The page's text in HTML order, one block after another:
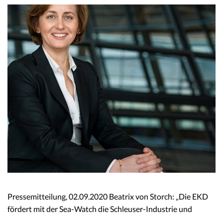
Pressemitteilung, 02.09.2020 Beatrix von Storch: „Die EKD
fördert mit der Sea-Watch die Schleuser-Industrie und